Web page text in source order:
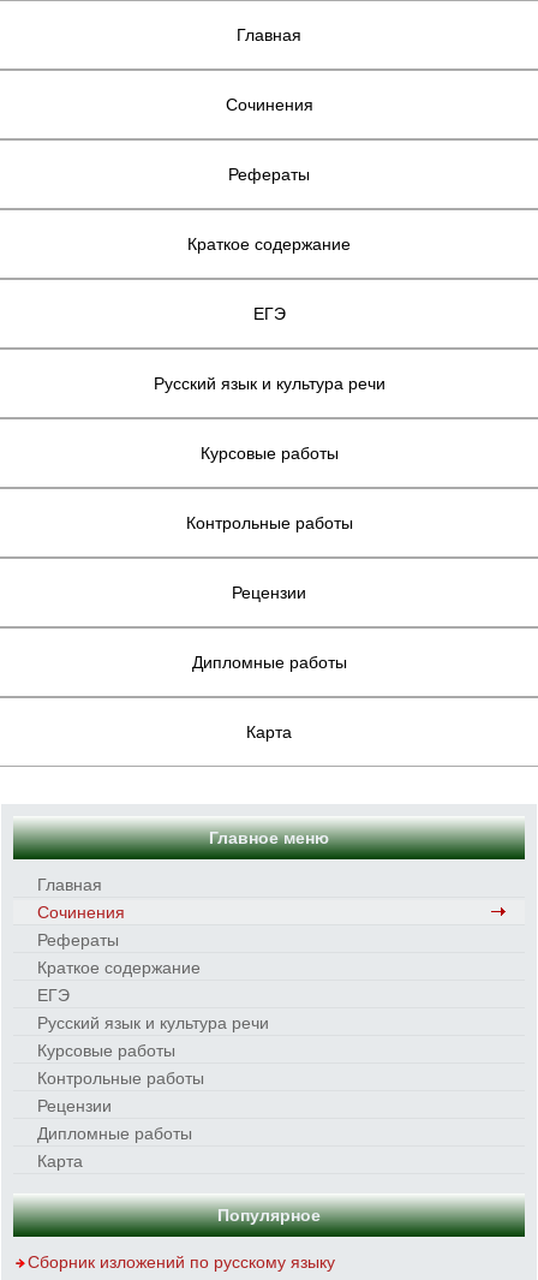
Главная
Сочинения
Рефераты
Краткое содержание
ЕГЭ
Русский язык и культура речи
Курсовые работы
Контрольные работы
Рецензии
Дипломные работы
Карта
Главное меню
Главная
Сочинения
Рефераты
Краткое содержание
ЕГЭ
Русский язык и культура речи
Курсовые работы
Контрольные работы
Рецензии
Дипломные работы
Карта
Популярное
Сборник изложений по русскому языку